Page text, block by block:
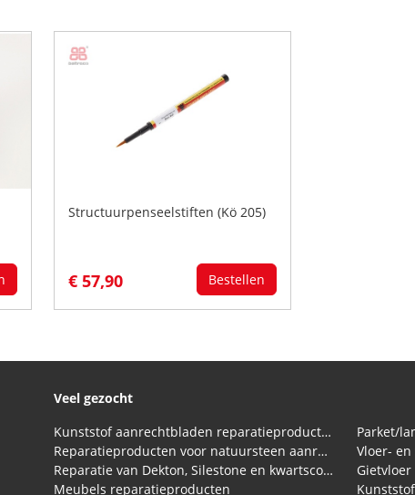
Structuurpenseelstiften (Kö 205)
€ 57,90 Bestellen
Veel gezocht
Kunststof aanrechtbladen reparatieproducten (HPL en Volkern)
Reparatieproducten voor natuursteen aanrechtblad
Reparatie van Dekton, Silestone en kwartscomposiet aanrechtbladen
Meubels reparatieproducten
Parket/
Vloer-